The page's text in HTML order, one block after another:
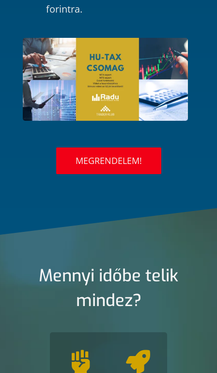
forintra.
MEGRENDELEM!
Mennyi időbe telik
mindez?